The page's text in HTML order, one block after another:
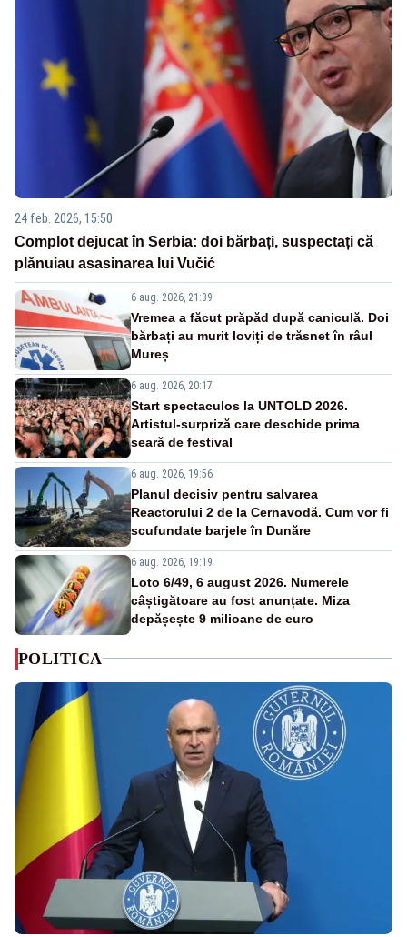
24 feb. 2026, 15:50
Complot dejucat în Serbia: doi bărbați, suspectați că
plănuiau asasinarea lui Vučić
6 aug. 2026, 21:39
Vremea a făcut prăpăd după caniculă. Doi
bărbați au murit loviți de trăsnet în râul
Mureș
6 aug. 2026, 20:17
Start spectaculos la UNTOLD 2026.
Artistul-surpriză care deschide prima
seară de festival
6 aug. 2026, 19:56
Planul decisiv pentru salvarea
Reactorului 2 de la Cernavodă. Cum vor fi
scufundate barjele în Dunăre
6 aug. 2026, 19:19
Loto 6/49, 6 august 2026. Numerele
câștigătoare au fost anunțate. Miza
depășește 9 milioane de euro
POLITICA